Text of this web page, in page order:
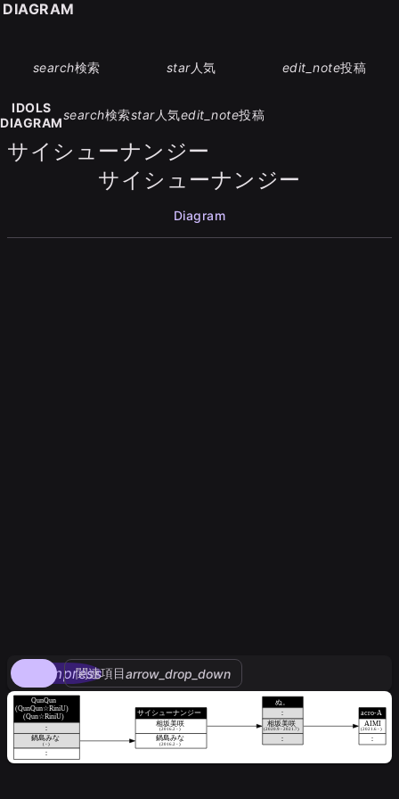
search検索 star人気 edit_note投稿
IDOLS
DIAGRAM
search検索star人気edit_note投稿
サイシューナンジー
サイシューナンジー
Diagram
compress
関連項目arrow_drop_down